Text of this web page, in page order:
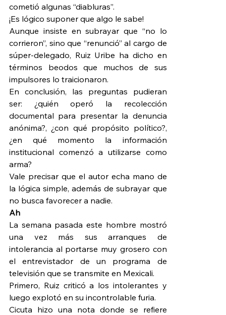
cometió algunas “diabluras”.
¡Es lógico suponer que algo le sabe!
Aunque insiste en subrayar que “no lo
corrieron”, sino que “renunció” al cargo de
súper-delegado, Ruiz Uribe ha dicho en
términos beodos que muchos de sus
impulsores lo traicionaron.
En conclusión, las preguntas pudieran
ser: ¿quién operó la recolección
documental para presentar la denuncia
anónima?, ¿con qué propósito político?,
¿en qué momento la información
institucional comenzó a utilizarse como
arma?
Vale precisar que el autor echa mano de
la lógica simple, además de subrayar que
no busca favorecer a nadie.
Ah
La semana pasada este hombre mostró
una vez más sus arranques de
intolerancia al portarse muy grosero con
el entrevistador de un programa de
televisión que se transmite en Mexicali.
Primero, Ruiz criticó a los intolerantes y
luego explotó en su incontrolable furia.
Cicuta hizo una nota donde se refiere